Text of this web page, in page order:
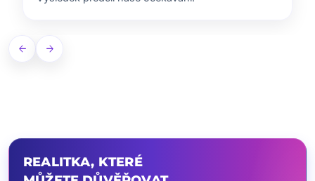
arrow_back arrow_forward
REALITKA, KTERÉ